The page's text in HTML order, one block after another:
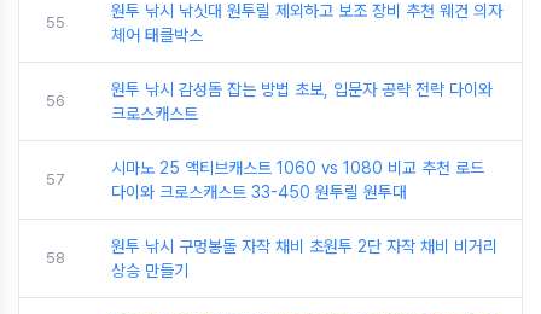
55
원투 낚시 낚싯대 원투릴 제외하고 보조 장비 추천 웨건 의자
체어 태클박스
56
원투 낚시 감성돔 잡는 방법 초보, 입문자 공략 전략 다이와
크로스캐스트
57
시마노 25 액티브캐스트 1060 vs 1080 비교 추천 로드
다이와 크로스캐스트 33-450 원투릴 원투대
58
원투 낚시 구멍봉돌 자작 채비 초원투 2단 자작 채비 비거리
상승 만들기